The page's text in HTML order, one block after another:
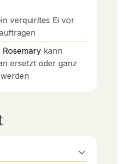
verquirltes Ei vor
Rosemary kann
ersetzt oder ganz